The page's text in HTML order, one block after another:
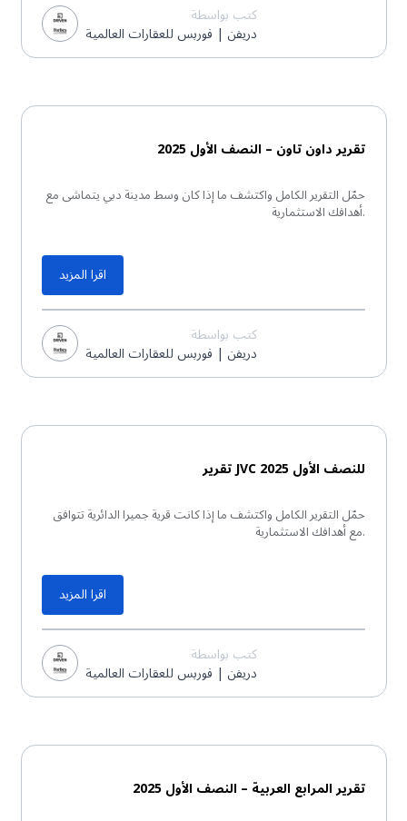
كتب بواسطة
دريفن | فوربس للعقارات العالمية
تقرير داون تاون – النصف الأول 2025
حمّل التقرير الكامل واكتشف ما إذا كان وسط مدينة دبي يتماشى مع
أهدافك الاستثمارية.
اقرا المزيد
كتب بواسطة
دريفن | فوربس للعقارات العالمية
تقرير JVC للنصف الأول 2025
حمّل التقرير الكامل واكتشف ما إذا كانت قرية جميرا الدائرية تتوافق
مع أهدافك الاستثمارية.
اقرا المزيد
كتب بواسطة
دريفن | فوربس للعقارات العالمية
تقرير المرابع العربية – النصف الأول 2025